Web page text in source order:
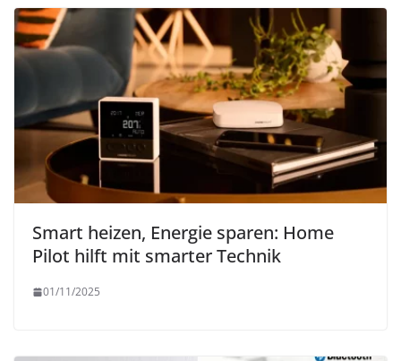
Smart heizen, Energie sparen: Home
Pilot hilft mit smarter Technik
01/11/2025